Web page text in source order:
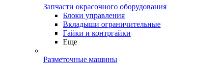
Запчасти окрасочного оборудования
Блоки управления
Вкладыши ограничительные
Гайки и контргайки
Еще
Разметочные машины